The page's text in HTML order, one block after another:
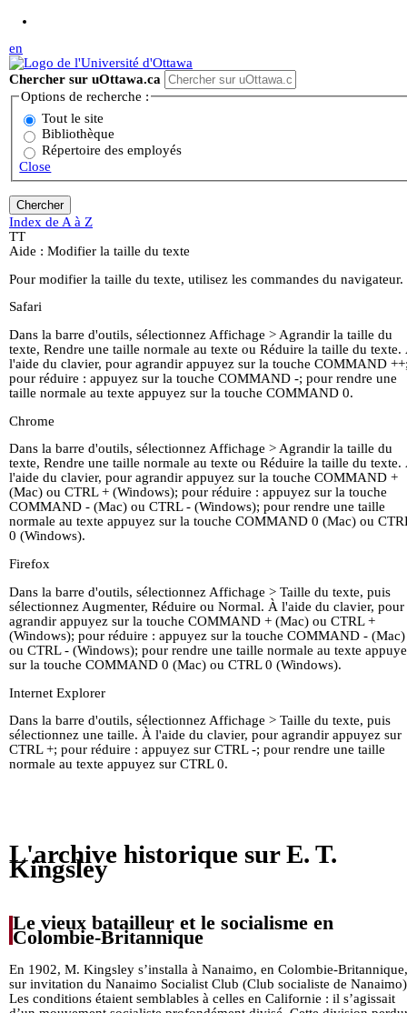
en
Chercher sur uOttawa.ca
Options de recherche :
Tout le site
Bibliothèque
Répertoire des employés
Close
Index de A à Z
TT
Aide : Modifier la taille du texte
Pour modifier la taille du texte, utilisez les commandes du navigateur.
Safari
Dans la barre d'outils, sélectionnez Affichage > Agrandir la taille du
texte, Rendre une taille normale au texte ou Réduire la taille du texte.
l'aide du clavier, pour agrandir appuyez sur la touche COMMAND
pour réduire : appuyez sur la touche COMMAND -; pour rendre une
taille normale au texte appuyez sur la touche COMMAND 0.
Chrome
Dans la barre d'outils, sélectionnez Affichage > Agrandir la taille du
texte, Rendre une taille normale au texte ou Réduire la taille du texte.
l'aide du clavier, pour agrandir appuyez sur la touche COMMAND +
(Mac) ou CTRL + (Windows); pour réduire : appuyez sur la touche
COMMAND - (Mac) ou CTRL - (Windows); pour rendre une taille
normale au texte appuyez sur la touche COMMAND 0 (Mac) ou
0 (Windows).
Firefox
Dans la barre d'outils, sélectionnez Affichage > Taille du texte, puis
sélectionnez Augmenter, Réduire ou Normal. À l'aide du clavier, pour
agrandir appuyez sur la touche COMMAND + (Mac) ou CTRL +
(Windows); pour réduire : appuyez sur la touche COMMAND - (Mac)
ou CTRL - (Windows); pour rendre une taille normale au texte
sur la touche COMMAND 0 (Mac) ou CTRL 0 (Windows).
Internet Explorer
Dans la barre d'outils, sélectionnez Affichage > Taille du texte, puis
sélectionnez une taille. À l'aide du clavier, pour agrandir appuyez sur
CTRL +; pour réduire : appuyez sur CTRL -; pour rendre une taille
normale au texte appuyez sur CTRL 0.
L'archive historique sur E. T.
Kingsley
Le vieux batailleur et le socialisme en
Colombie-Britannique
En 1902, M. Kingsley s’installa à Nanaimo, en Colombie-Britannique,
sur invitation du Nanaimo Socialist Club (Club socialiste de
Les conditions étaient semblables à celles en Californie : il s’agissait